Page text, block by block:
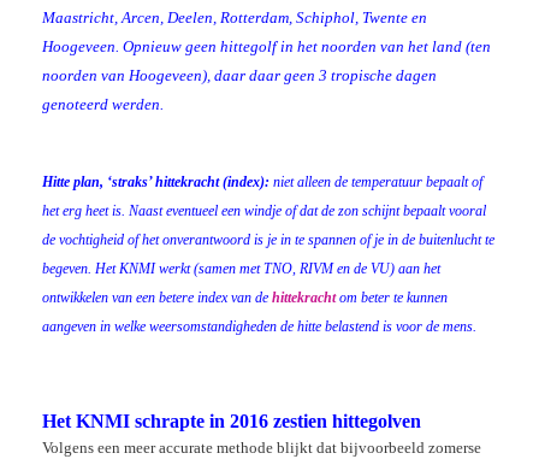
Maastricht, Arcen, Deelen, Rotterdam, Schiphol, Twente en
Hoogeveen. Opnieuw geen hittegolf in het noorden van het land (ten
noorden van Hoogeveen), daar daar geen 3 tropische dagen
genoteerd werden.
Hitte plan, ‘straks’ hittekracht (index): niet alleen de temperatuur bepaalt of
het erg heet is. Naast eventueel een windje of dat de zon schijnt bepaalt vooral
de vochtigheid of het onverantwoord is je in te spannen of je in de buitenlucht te
begeven. Het KNMI werkt (samen met TNO, RIVM en de VU) aan het
ontwikkelen van een betere index van de hittekrachtom beter te kunnen
aangeven in welke weersomstandigheden de hitte belastend is voor de mens.
Het KNMI schrapte in 2016 zestien hittegolven
Volgens een meer accurate methode blijkt dat bijvoorbeeld zomerse